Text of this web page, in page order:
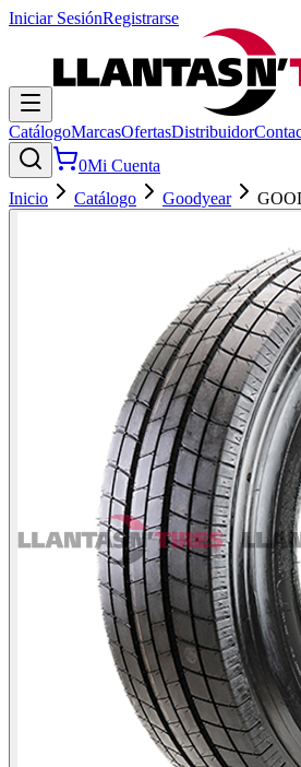
Iniciar SesiónRegistrarse
CatálogoMarcasOfertasDistribuidor
0Mi Cuenta
Inicio
Catálogo Goodyear